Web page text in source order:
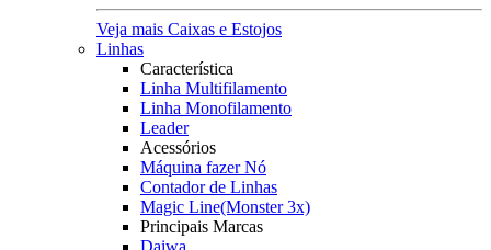
Veja mais Caixas e Estojos
Linhas
Característica
Linha Multifilamento
Linha Monofilamento
Leader
Acessórios
Máquina fazer Nó
Contador de Linhas
Magic Line(Monster 3x)
Principais Marcas
Daiwa